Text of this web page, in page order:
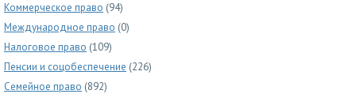
Коммерческое право (94)
Международное право (0)
Налоговое право (109)
Пенсии и соцобеспечение (226)
Семейное право (892)